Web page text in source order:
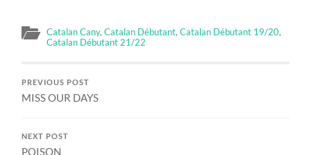
Catalan Cany,Catalan Débutant,Catalan Débutant 19/20,
Catalan Débutant 21/22
PREVIOUS POST
MISS OUR DAYS
NEXT POST
POISON